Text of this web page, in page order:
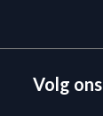
Volg ons